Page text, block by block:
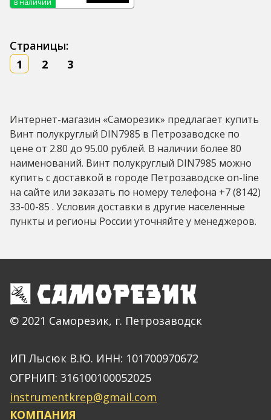
в наличии
Страницы:
1
2 3
Интернет-магазин «Саморезик» предлагает купить
Винт полукруглый DIN7985 в Петрозаводске по
цене от 2.80 до 95.00 рублей. В наличии более 80
наименований. Винт полукруглый DIN7985 можно
купить с доставкой в городе Петрозаводске on-line
на сайте или заказать по номеру телефона +7 (8142)
33-00-85 . Условия доставки в другие населенные
пункты и регионы России уточняйте у менеджеров.
© 2021 Саморезик, г. Петрозаводск
ИП Лысюк В.Ю. ИНН: 101700970672
ОГРНИП: 316100100052025
instrumentkrep@gmail.com
КОМПАНИЯ